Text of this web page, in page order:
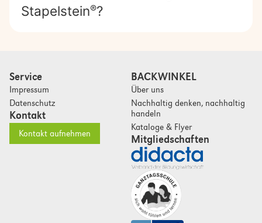
Stapelstein®?
Service
Impressum
Datenschutz
Kontakt
Kontakt aufnehmen
BACKWINKEL
Über uns
Nachhaltig denken, nachhaltig
handeln
Kataloge & Flyer
Mitgliedschaften